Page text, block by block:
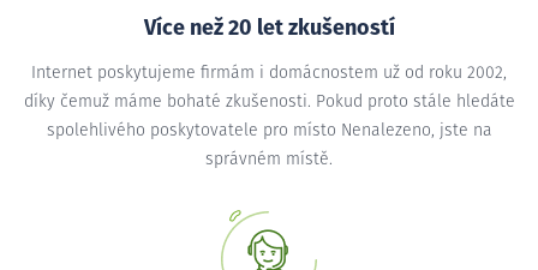
Více než 20 let zkušeností
Internet poskytujeme firmám i domácnostem už od roku 2002,
díky čemuž máme bohaté zkušenosti. Pokud proto stále hledáte
spolehlivého poskytovatele pro místo Nenalezeno, jste na
správném místě.